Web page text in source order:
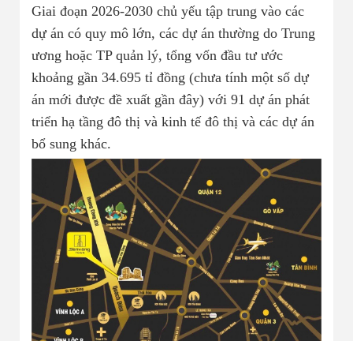
Giai đoạn 2026-2030 chủ yếu tập trung vào các
dự án có quy mô lớn, các dự án thường do Trung
ương hoặc TP quản lý, tổng vốn đầu tư ước
khoảng gần 34.695 tỉ đồng (chưa tính một số dự
án mới được đề xuất gần đây) với 91 dự án phát
triển hạ tầng đô thị và kinh tế đô thị và các dự án
bổ sung khác.